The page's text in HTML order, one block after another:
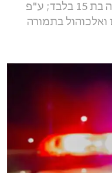
מינית עם תלמידה לשעבר בהיותה בת 15 בלבד; ע"פ
בתמורה